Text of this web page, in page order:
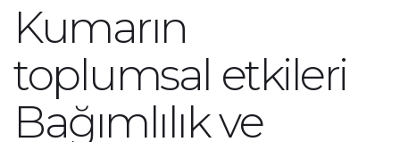
Kumarın
toplumsal etkileri
Bağımlılık ve